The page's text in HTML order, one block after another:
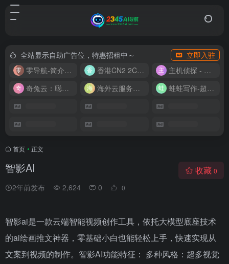
全站显示自助广告位，特惠招租中～
立即入驻
零导航-简介实用的网址导航
香港CN2 2C2G20M 9.9/月
主机侦探 - 少花钱，用好云
奇兔云：聪明人的“省”钱计划！
海外云服务器全网最低价 蛙蛙写作-超级AI智能写作助手
首页 • 正文
智影AI
2年前发布 2,624 0 0
收藏 0
智影ai是一款云端智能视频创作工具，依托大模型底座技术
的ai绘画推文神器，零基础小白也能轻松上手，快速实现从
文案到视频的制作。智影AI功能特征： 多种风格：超多视觉